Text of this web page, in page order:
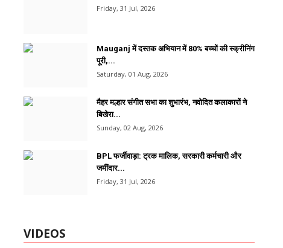
Friday, 31 Jul, 2026
Mauganj में दस्तक अभियान में 80% बच्चों की स्क्रीनिंग
पूरी,...
Saturday, 01 Aug, 2026
मैहर मल्हार संगीत सभा का शुभारंभ, नवोदित कलाकारों ने
बिखेरा...
Sunday, 02 Aug, 2026
BPL फर्जीवाड़ा: ट्रक मालिक, सरकारी कर्मचारी और
जमींदार...
Friday, 31 Jul, 2026
VIDEOS